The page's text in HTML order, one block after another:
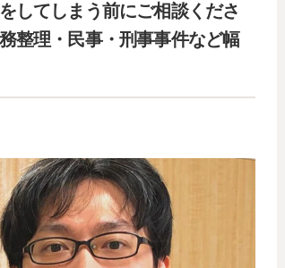
してしまう前にご相談くださ
整理・民事・刑事事件など幅